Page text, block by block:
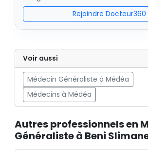
Rejoindre Docteur360
Voir aussi
Médecin Généraliste à Médéa
Médecins à Médéa
Autres professionnels en
Généraliste à Beni